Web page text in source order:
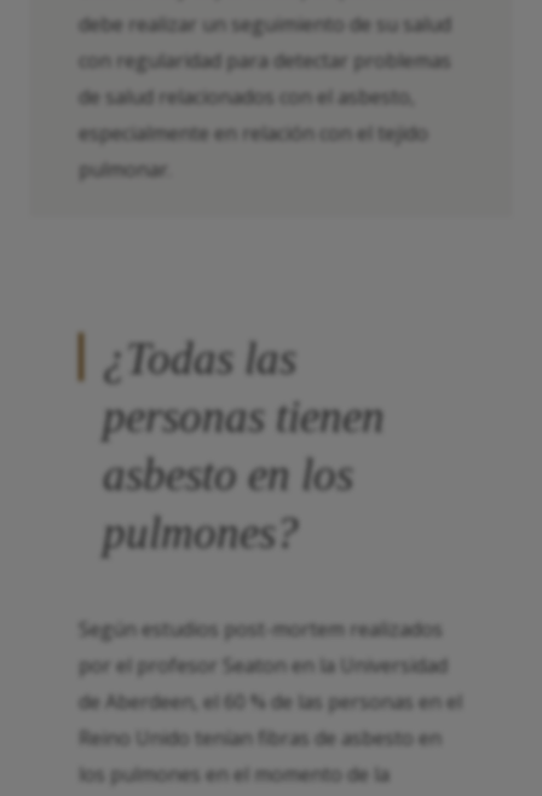
debe realizar un seguimiento de su salud
con regularidad para detectar problemas
de salud relacionados con el asbesto,
especialmente en relación con el tejido
pulmonar.
¿Todas las
personas tienen
asbesto en los
pulmones?
Según estudios post-mortem realizados
por el profesor Seaton en la Universidad
de Aberdeen, el 60 % de las personas en el
Reino Unido tenían fibras de asbesto en
los pulmones en el momento de la